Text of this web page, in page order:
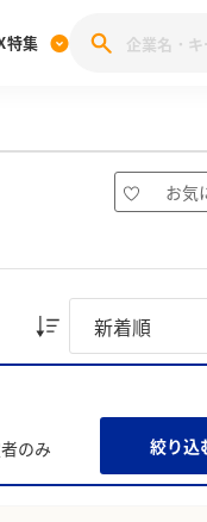
稿キャンペーン
ランド調査
特集
お気
のみ 絞り込